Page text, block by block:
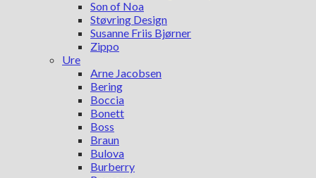
Son of Noa
Støvring Design
Susanne Friis Bjørner
Zippo
Ure
Arne Jacobsen
Bering
Boccia
Bonett
Boss
Braun
Bulova
Burberry